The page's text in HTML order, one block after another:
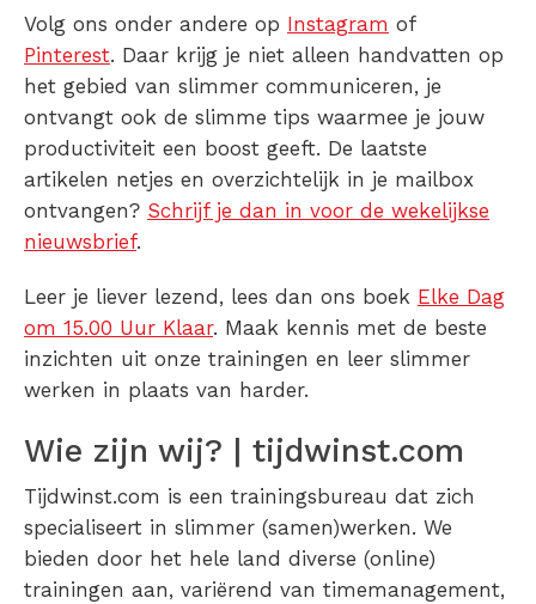
Volg ons onder andere op Instagram of
Pinterest. Daar krijg je niet alleen handvatten op
het gebied van slimmer communiceren, je
ontvangt ook de slimme tips waarmee je jouw
productiviteit een boost geeft. De laatste
artikelen netjes en overzichtelijk in je mailbox
ontvangen? Schrijf je dan in voor de wekelijkse
nieuwsbrief.
Leer je liever lezend, lees dan ons boek Elke Dag
om 15.00 Uur Klaar. Maak kennis met de beste
inzichten uit onze trainingen en leer slimmer
werken in plaats van harder.
Wie zijn wij? | tijdwinst.com
Tijdwinst.com is een trainingsbureau dat zich
specialiseert in slimmer (samen)werken. We
bieden door het hele land diverse (online)
trainingen aan, variërend van timemanagement,